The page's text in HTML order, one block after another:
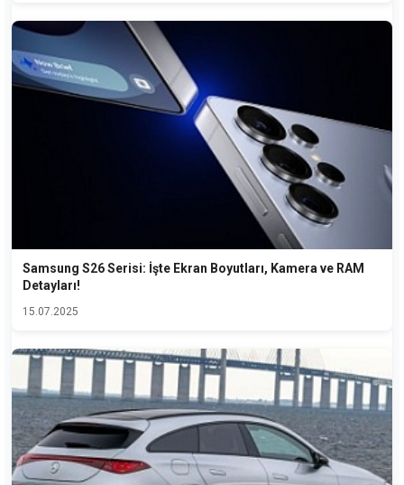
Samsung S26 Serisi: İşte Ekran Boyutları, Kamera ve RAM
Detayları!
15.07.2025